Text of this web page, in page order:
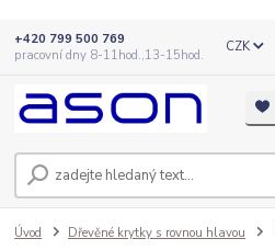
CZK
+420 799 500 769
pracovní dny 8-11hod.,13-15hod.
Úvod Dřevěné krytky s rovnou hlavou